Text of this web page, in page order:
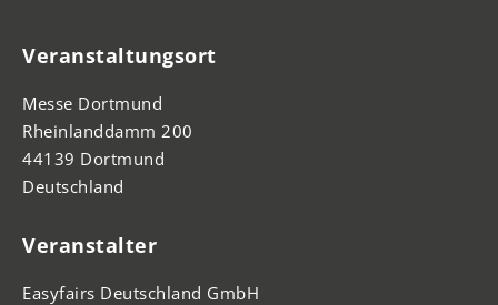
Veranstaltungsort
Messe Dortmund
Rheinlanddamm 200
44139 Dortmund
Deutschland
Veranstalter
Easyfairs Deutschland GmbH